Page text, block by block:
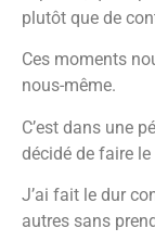
plutôt que de
Ces moments
nous-même.
C’est dans une
décidé de faire
J’ai fait le dur
autres sans